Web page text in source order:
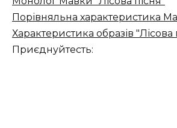
Порівняльна характеристика
Характеристика образів "Лісова
Приєднуйтесть: